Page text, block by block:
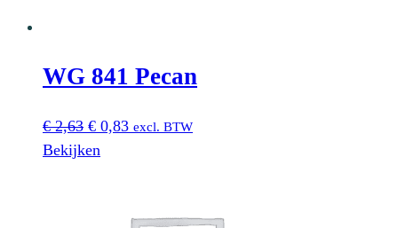
WG 841 Pecan
€2,63 Oorspronkelijke
prijs
€ 0,83Huidige
excl. BTW
Bekijken